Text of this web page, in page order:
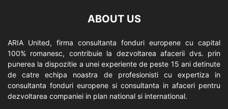
ABOUT US
ARIA United, firma consultanta fonduri europene cu capital
100% romanesc, contribuie la dezvoltarea afacerii dvs. prin
punerea la dispozitie a unei experiente de peste 15 ani detinute
de catre echipa noastra de profesionisti cu expertiza in
consultanta fonduri europene si consultanta in afaceri pentru
dezvoltarea companiei in plan national si international.